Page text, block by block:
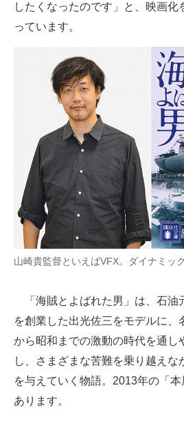
したくなったのです」と、映画化
っています。
山崎貴監督といえばVFX。ダイナミッ
「海賊とよばれた男」は、石油
を創業した出光佐三をモデルに、
から昭和までの激動の時代を通し
し、さまざまな苦難を乗り越えな
を与えていく物語。2013年の「
あります。